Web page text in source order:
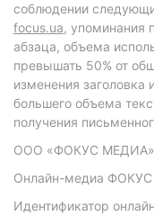
соблюдении
focus.ua, упоминания
абзаца, объема
превышать 50% от
изменения заголовка
большего объема
получения
ООО «ФОКУС МЕДИА»
Онлайн-медиа ФОКУС
Идентификатор